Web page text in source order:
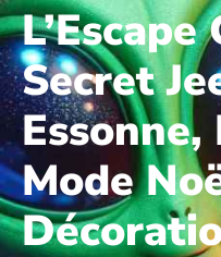
L’Escape
Secret
Essonne,
Mode